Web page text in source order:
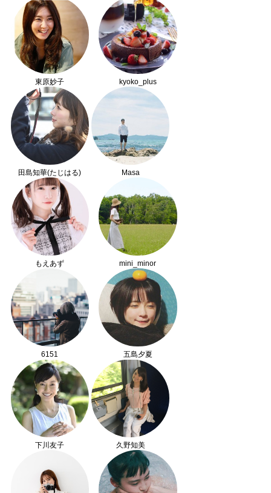
東原妙子 kyoko_plus
田島知華(たじはる) Masa
もえあず mini_minor
6151 五島夕夏
下川友子 久野知美